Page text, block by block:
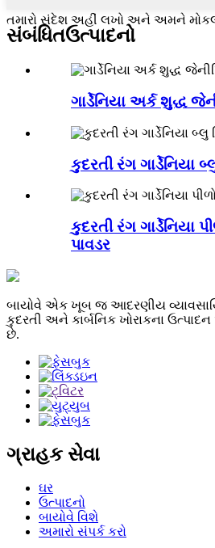
તમારો સંદેશ અહીં લખો અને અમને
સંબંધિતઉત્પાદનો
ગાર્ડેનિયા અર્ક શુદ્ધ
કુદરતી રંગ ગાર્ડેનિયા
કુદરતી રંગ ગાર્ડેનિયા
પાવડર
બાયોવે એક ખૂબ જ આદરણીય
કુદરતી અને કાર્બનિક ખોરાકના
છે.
ગ્રાહક સેવા
ઘર
ઉત્પાદનો
બાયોવે વિશે
અમારો સંપર્ક કરો